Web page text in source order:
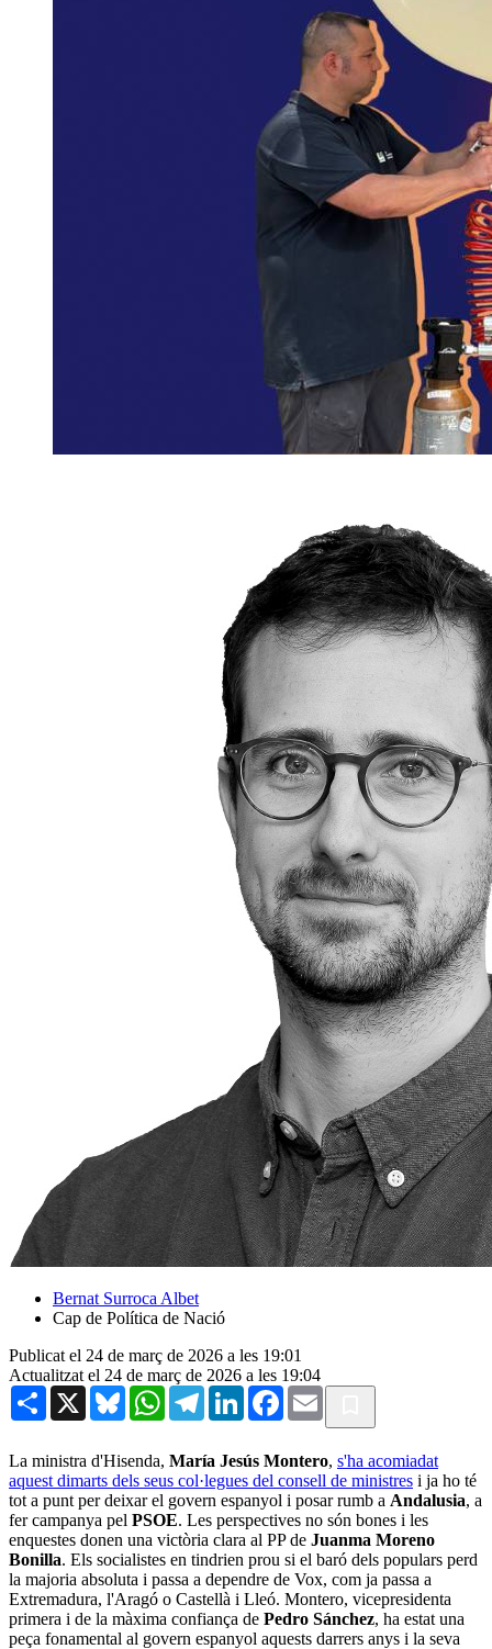
Bernat Surroca Albet
Cap de Política de Nació
Publicat el 24 de març de 2026 a les 19:01
Actualitzat el 24 de març de 2026 a les 19:04
Share X BlueskyWhatsAppTelegramLinkedInFacebook
Email
La ministra d'Hisenda, María Jesús Montero, s'ha acomiadat
aquest dimarts dels seus col·legues del consell de ministres i ja ho té
tot a punt per deixar el govern espanyol i posar rumb a Andalusia, a
fer campanya pel PSOE. Les perspectives no són bones i les
enquestes donen una victòria clara al PP de Juanma Moreno
Bonilla. Els socialistes en tindrien prou si el baró dels populars perd
la majoria absoluta i passa a dependre de Vox, com ja passa a
Extremadura, l'Aragó o Castellà i Lleó. Montero, vicepresidenta
primera i de la màxima confiança de Pedro Sánchez, ha estat una
peça fonamental al govern espanyol aquests darrers anys i la seva